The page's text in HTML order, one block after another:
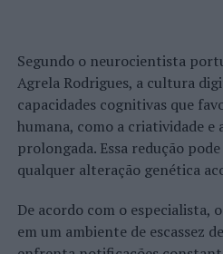
Segundo o neurocientista
Agrela Rodrigues, a cultura
capacidades cognitivas que
humana, como a criatividade e
prolongada. Essa redução
qualquer alteração genética
De acordo com o especialista,
em um ambiente de escassez